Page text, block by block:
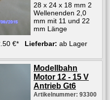
28 x 24 x 18 mm 2
Wellenenden 2,0
mm mit 11 und 22
mm Länge
€* Lieferbar: ab Lager
Modellbahn
Motor 12 - 15 V
Antrieb Gt6
Artikelnummer: 93300